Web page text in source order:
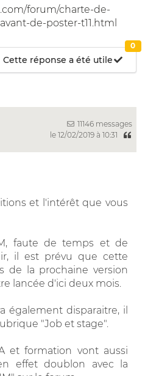
forum/charte-de-
de-poster-t11.html
Cette réponse a été utile
0
11146 messages
le 12/02/2019 à 10:31
et l'intérêt que vous
faute de temps et de
il est prévu que cette
de la prochaine version
lancée d'ici deux mois.
également disparaitre, il
"Job et stage".
et formation vont aussi
effet doublon avec la